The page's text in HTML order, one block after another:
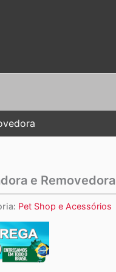
e Removedora
Pet Shop e Acessórios